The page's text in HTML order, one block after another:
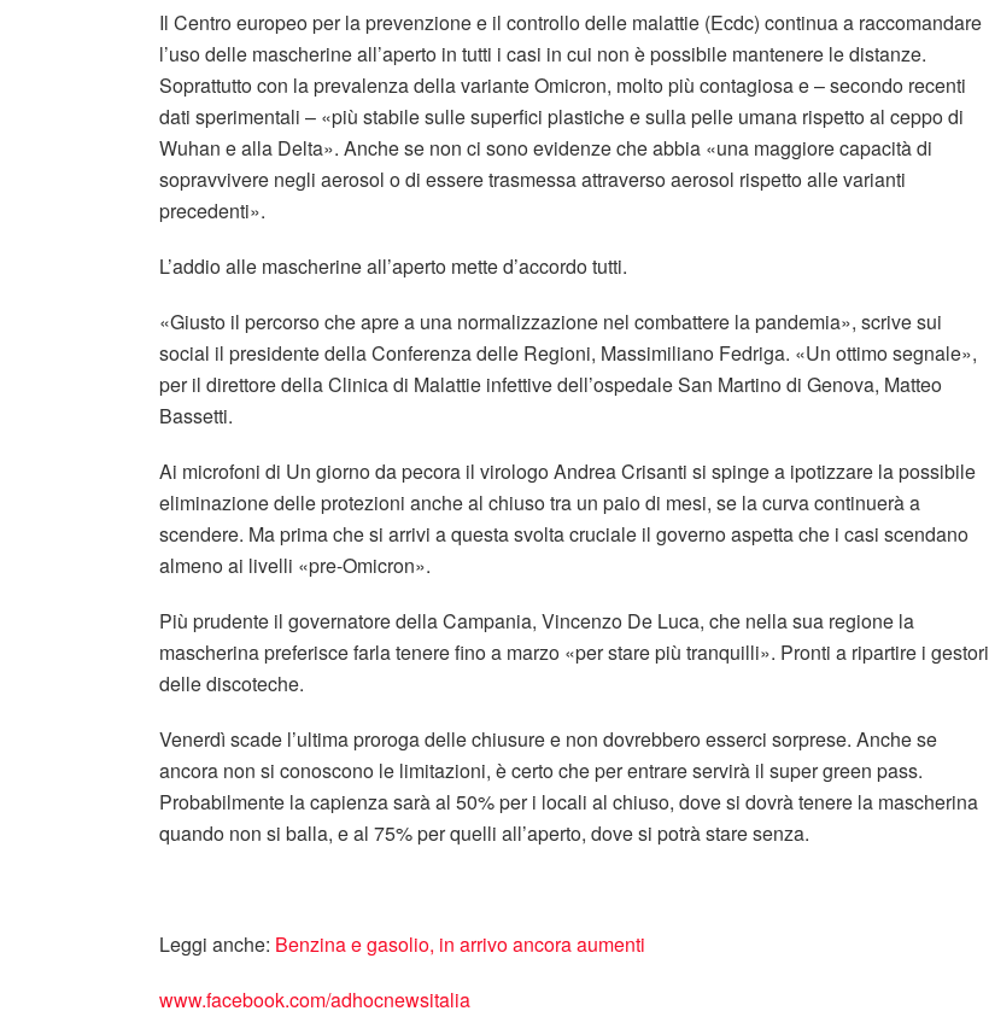
Il Centro europeo per la prevenzione e il controllo delle malattie (Ecdc) continua a raccomandare
l’uso delle mascherine all’aperto in tutti i casi in cui non è possibile mantenere le distanze.
Soprattutto con la prevalenza della variante Omicron, molto più contagiosa e – secondo recenti
dati sperimentali – «più stabile sulle superfici plastiche e sulla pelle umana rispetto al ceppo di
Wuhan e alla Delta». Anche se non ci sono evidenze che abbia «una maggiore capacità di
sopravvivere negli aerosol o di essere trasmessa attraverso aerosol rispetto alle varianti
precedenti».
L’addio alle mascherine all’aperto mette d’accordo tutti.
«Giusto il percorso che apre a una normalizzazione nel combattere la pandemia», scrive sui
social il presidente della Conferenza delle Regioni, Massimiliano Fedriga. «Un ottimo segnale»,
per il direttore della Clinica di Malattie infettive dell’ospedale San Martino di Genova, Matteo
Bassetti.
Ai microfoni di Un giorno da pecora il virologo Andrea Crisanti si spinge a ipotizzare la possibile
eliminazione delle protezioni anche al chiuso tra un paio di mesi, se la curva continuerà a
scendere. Ma prima che si arrivi a questa svolta cruciale il governo aspetta che i casi scendano
almeno ai livelli «pre-Omicron».
Più prudente il governatore della Campania, Vincenzo De Luca, che nella sua regione la
mascherina preferisce farla tenere fino a marzo «per stare più tranquilli». Pronti a ripartire i gestori
delle discoteche.
Venerdì scade l’ultima proroga delle chiusure e non dovrebbero esserci sorprese. Anche se
ancora non si conoscono le limitazioni, è certo che per entrare servirà il super green pass.
Probabilmente la capienza sarà al 50% per i locali al chiuso, dove si dovrà tenere la mascherina
quando non si balla, e al 75% per quelli all’aperto, dove si potrà stare senza.
Leggi anche: Benzina e gasolio, in arrivo ancora aumenti
www.facebook.com/adhocnewsitalia